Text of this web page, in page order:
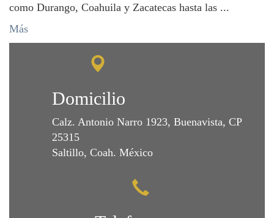
como Durango, Coahuila y Zacatecas hasta las ...
Más
Domicilio
Calz. Antonio Narro 1923, Buenavista, CP
25315
Saltillo, Coah. México